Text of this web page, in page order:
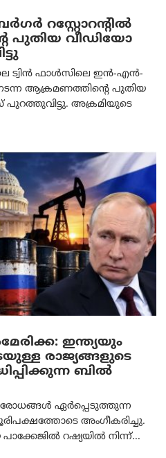
റസ്റ്റോറന്റിൽ
പുതിയ വീഡിയോ
ഫാൾസിലെ ഇൻ-എൻ-
ആക്രമണത്തിന്റെ പുതിയ
പുറത്തുവിട്ടു. അക്രമിയുടെ
ഇന്ത്യയും
രാജ്യങ്ങളുടെ
ബിൽ
ഏർപ്പെടുത്തുന്ന
അംഗീകരിച്ചു.
റഷ്യയിൽ നിന്ന്...